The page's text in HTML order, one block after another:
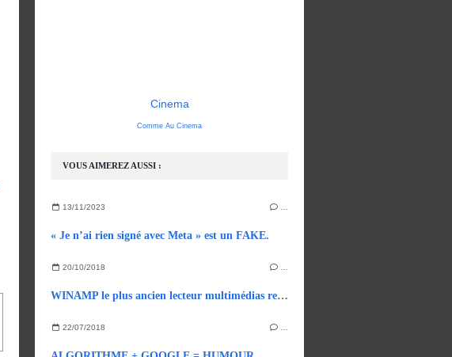
VOUS AIMEREZ AUSSI :
13/11/2023
« Je n’ai rien signé avec Meta » est un FAKE.
20/10/2018
WINAMP le plus ancien lecteur multimédias revient.
22/07/2018
Cinema
Comme Au Cinema